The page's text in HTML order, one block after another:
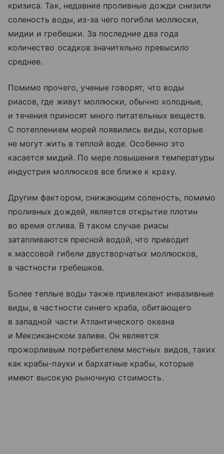
кризиса. Так, недавние проливные дожди снизили
соленость воды, из-за чего погибли моллюски,
мидии и гребешки. За последние два года
количество осадков значительно превысило
среднее.
Помимо прочего, ученые говорят, что воды
риасов, где живут моллюски, обычно холодные,
и течения приносят много питательных веществ.
С потеплением морей появились виды, которые
не могут жить в теплой воде. Особенно это
касается мидий. По мере повышения температуры
индустрия моллюсков все ближе к краху.
Другим фактором, снижающим соленость, помимо
проливных дождей, является открытие плотин
во время отлива. В таком случае риасы
затапливаются пресной водой, что приводит
к массовой гибели двустворчатых моллюсков,
в частности гребешков.
Более теплые воды также привлекают инвазивные
виды, в частности синего краба, обитающего
в западной части Атлантического океана
и Мексиканском заливе. Он является
прожорливым потребителем местных видов, таких
как крабы-пауки и бархатные крабы, которые
имеют высокую рыночную стоимость.